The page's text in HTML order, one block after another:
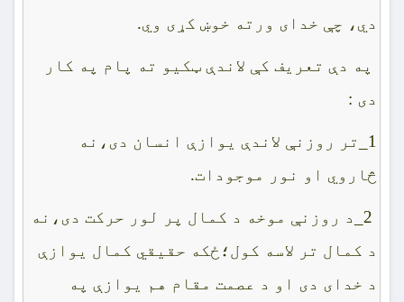
دي، چې خداى ورته خوښ کړى وي.
په دې تعريف کې لاندې ټکيو ته پام په کار
دى :
1_تر روزنې لاندې يوازې انسان دى،نه
څاروي او نور موجودات.
2_د روزنې موخه د کمال پر لور حرکت دى،نه
د کمال تر لاسه کول؛ځکه حقيقي کمال يوازې
د خداى دى او د عصمت مقام هم يوازې په